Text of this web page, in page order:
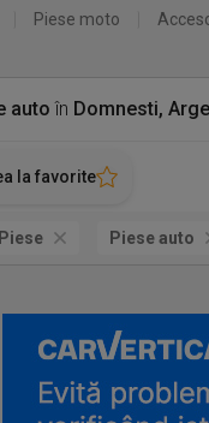
Piese moto
auto în Domnesti,
la favorite
Piese Piese auto